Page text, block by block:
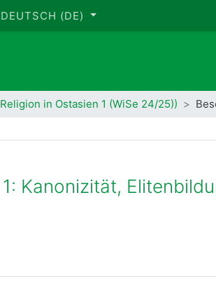
DEUTSCH ‎(DE)‎
in Ostasien 1 (WiSe 24/25))
Kanonizität,